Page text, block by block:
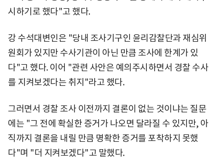
시하기로 했다"고 했다.
강 수석대변인은 "당내 조사기구인 윤리감찰단과 재심위
원회가 있지만 수사기관이 아닌 만큼 조사에 한계가 있
다"고 했다. 이어 "관련 사안은 예의주시하면서 경찰 수사
를 지켜보겠다는 취지"라고 했다.
그러면서 경찰 조사 이전까지 결론이 없는 것이냐는 질문
에는 "그 전에 확실한 증거가 나오면 달라질 수 있지만, 아
직까지 결론을 내릴 만큼 명확한 증거를 포착하지 못했
다"며 "더 지켜보겠다"고 말했다.